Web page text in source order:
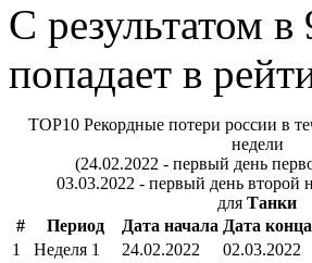
С результатом
попадает в
TOP10 Рекордные потери россии в
недели
(24.02.2022 - первый день
03.03.2022 - первый день второй
для Танки
#
Период Дата начала Дата конца
1
Неделя 1 24.02.2022 02.03.2022